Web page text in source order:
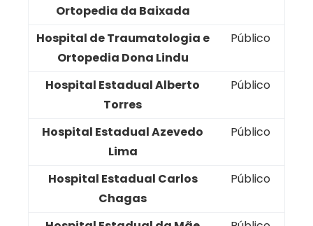
Ortopedia da Baixada
Hospital de Traumatologia e
Ortopedia Dona Lindu
Público
Hospital Estadual Alberto
Torres
Público
Hospital Estadual Azevedo
Lima
Público
Hospital Estadual Carlos
Chagas
Público